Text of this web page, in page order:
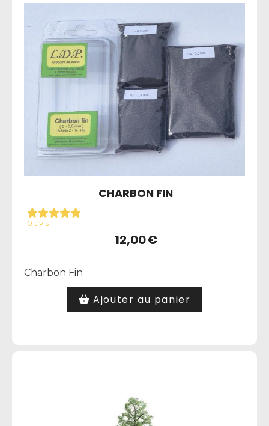
CHARBON FIN
0 avis
12,00€
Charbon Fin
Ajouter au panier